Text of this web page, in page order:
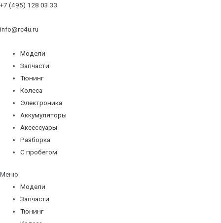
+7 (495) 128 03 33
info@rc4u.ru
Модели
Запчасти
Тюнинг
Колеса
Электроника
Аккумуляторы
Аксессуары
Разборка
С пробегом
Меню
Модели
Запчасти
Тюнинг